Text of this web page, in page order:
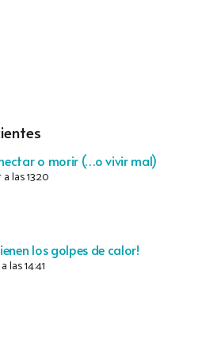
o morir (…o vivir mal)
las 13:20
los golpes de calor!
las 14:41